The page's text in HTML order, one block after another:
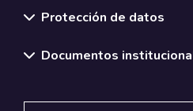
Protección de datos
Documentos